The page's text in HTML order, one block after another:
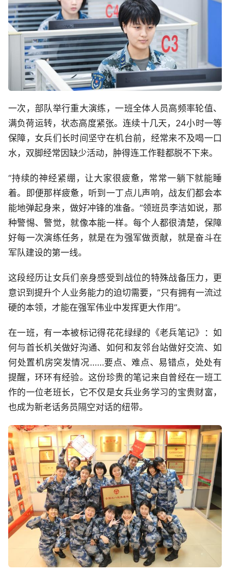
一次，部队举行重大演练，一班全体人员高频率轮值、
满负荷运转，状态高度紧张。连续十几天，24小时一等
保障，女兵们长时间坚守在机台前，经常来不及喝一口
水，双脚经常因缺少活动，肿得连工作鞋都脱不下来。
“持续的神经紧绷，让大家很疲惫，常常一躺下就能睡
着。即便那样疲惫，听到一丁点儿声响，战友们都会本
能地弹起身来，做好冲锋的准备。”领班员李洁如说，那
种警惕、警觉，就像本能一样。每个人都很清楚，保障
好每一次演练任务，就是在为强军做贡献，就是奋斗在
军队建设的第一线。
这段经历让女兵们亲身感受到战位的特殊战备压力，更
意识到提升个人业务能力的迫切需要，“只有拥有一流过
硬的本领，才能在强军伟业中发挥更大作用”。
在一班，有一本被标记得花花绿绿的《老兵笔记》：如
何与首长机关做好沟通、如何和友邻台站做好交流、如
何处置机房突发情况……要点、难点、易错点，处处有
提醒，环环有经验。这份珍贵的笔记来自曾经在一班工
作的一位老班长，它不仅是女兵业务学习的宝贵财富，
也成为新老话务员隔空对话的纽带。